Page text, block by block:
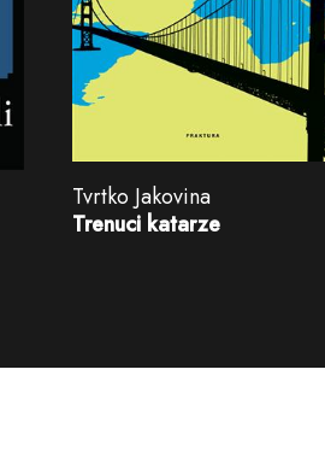
Tvrtko Jakovina
Trenuci katarze